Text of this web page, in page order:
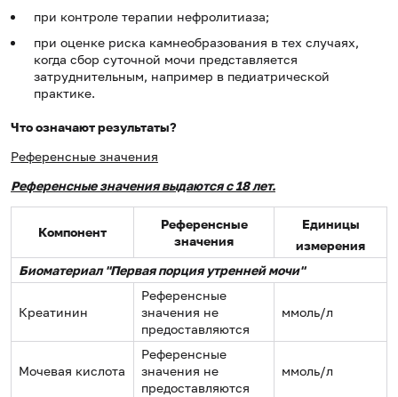
при контроле терапии нефролитиаза;
при оценке риска камнеобразования в тех случаях,
когда сбор суточной мочи представляется
затруднительным, например в педиатрической
практике.
Что означают результаты?
Референсные значения
Референсные значения выдаются с 18 лет.
Компонент
Референсные
значения
Единицы
измерения
Биоматериал "Первая порция утренней мочи"
Креатинин
Референсные
значения не
предоставляются
ммоль/л
Мочевая кислота
Референсные
значения не
предоставляются
ммоль/л